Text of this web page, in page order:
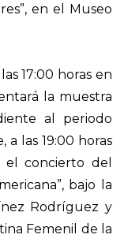
en el Museo
17:00 horas en
la muestra
al periodo
las 19:00 horas
el concierto del
bajo la
Rodríguez y
Femenil de la